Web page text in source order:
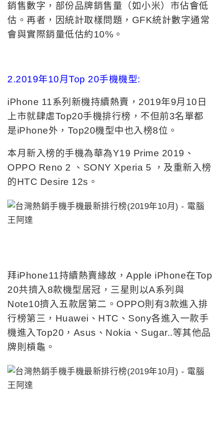
銷售數字，部份品牌銷售量（如小米）市佔會低
估。再者，因統計取樣問題，GFK統計數字通常
會與實際銷量低估約10%。
2.2019年10月Top 20手機機型:
iPhone 11系列新機持續熱賣，2019年9月10日
上市就肆虐Top20手機排行榜，不但前3名單都
是iPhone外，Top20機型中也入榜8位。
本月新入榜的手機為華為Y19 Prime 2019、
OPPO Reno 2 、SONY Xperia 5 ，及重新入榜
的HTC Desire 12s。
拜iPhone11持續熱賣緣故，Apple iPhone在Top
20共擠入8款機型居冠，三星則以A系列與
Note10擠入五款居第二。OPPO則有3款進入排
行榜第三， Huawei、HTC、Sony各進入一款手
機進入Top20，Asus、Nokia、Sugar..等其他品
牌則槓龜。